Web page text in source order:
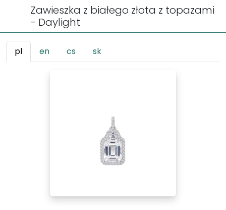
Zawieszka z białego złota z topazami
- Daylight
pl en cs sk